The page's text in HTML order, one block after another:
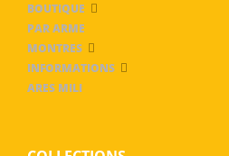
BOUTIQUE
PAR ARME
MONTRES
INFORMATIONS
ARES MILI